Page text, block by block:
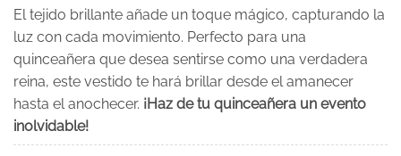
El tejido brillante añade un toque mágico, capturando la
luz con cada movimiento. Perfecto para una
quinceañera que desea sentirse como una verdadera
reina, este vestido te hará brillar desde el amanecer
hasta el anochecer. ¡Haz de tu quinceañera un evento
inolvidable!